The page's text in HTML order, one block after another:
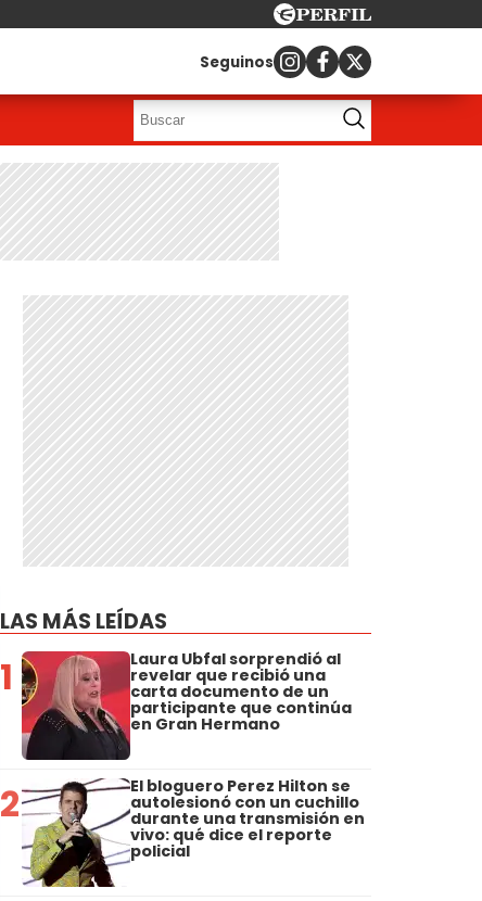
Seguinos
LAS MÁS LEÍDAS
1 Laura Ubfal sorprendió al
revelar que recibió una
carta documento de un
participante que continúa
en Gran Hermano
2 El bloguero Perez Hilton se
autolesionó con un cuchillo
durante una transmisión en
vivo: qué dice el reporte
policial